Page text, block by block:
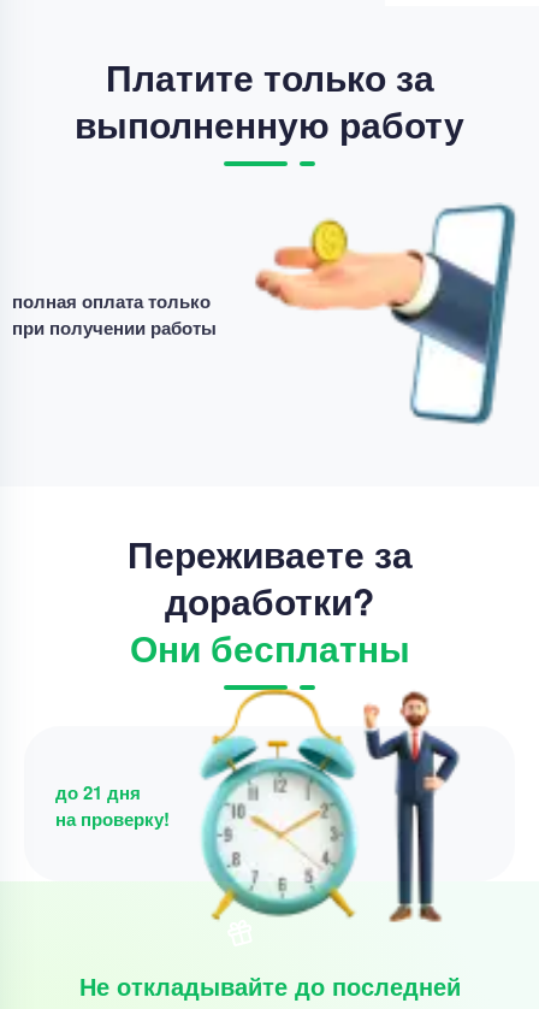
Платите только за
выполненную работу
полная оплата только
при получении работы
Переживаете за
доработки?
Они бесплатны
до 21 дня
на проверку!
Не откладывайте до последней